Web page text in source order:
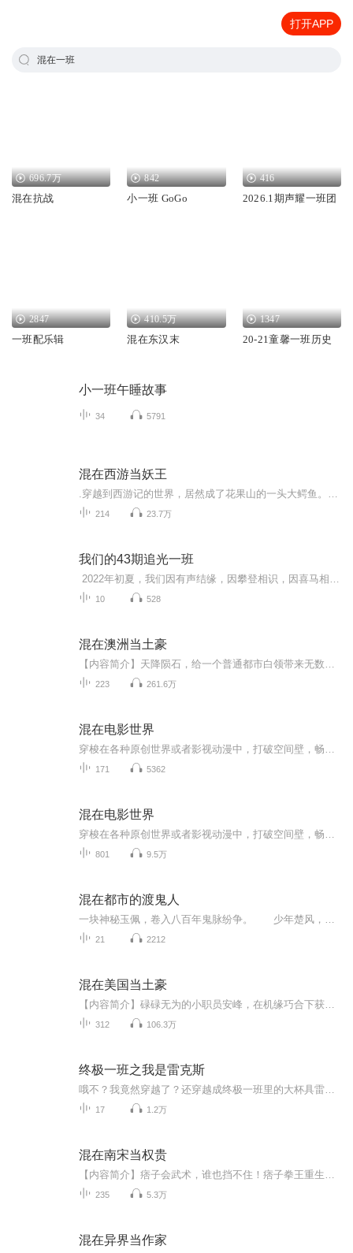
打开APP
混在一班
696.7万
混在抗战
842
小一班 GoGo
416
2026.1期声耀一班团
2847
一班配乐辑
410.5万
混在东汉末
1347
20-21童馨一班历史
小一班午睡故事
34 5791
混在西游当妖王
214 23.7万
我们的43期追光一班
10 528
混在澳洲当土豪
223 261.6万
混在电影世界
171 5362
混在电影世界
801 9.5万
混在都市的渡鬼人
21 2212
混在美国当土豪
312 106.3万
终极一班之我是雷克斯
17 1.2万
混在南宋当权贵
235 5.3万
混在异界当作家